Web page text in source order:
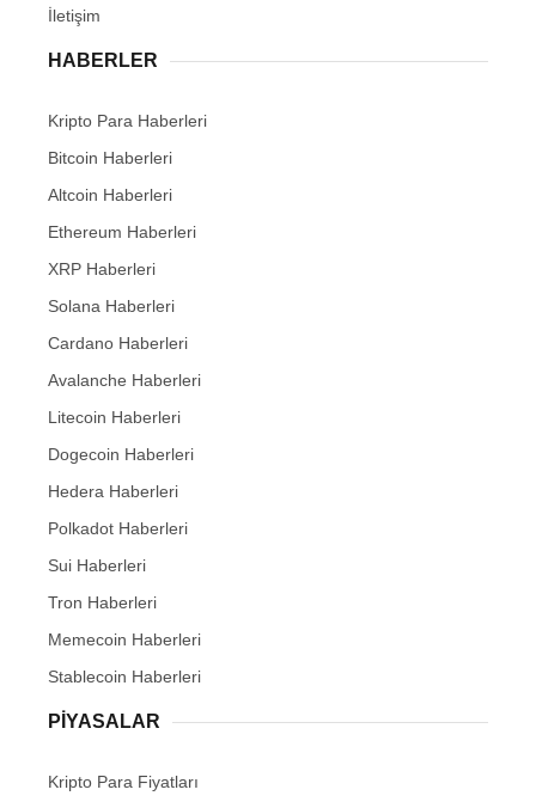
İletişim
HABERLER
Kripto Para Haberleri
Bitcoin Haberleri
Altcoin Haberleri
Ethereum Haberleri
XRP Haberleri
Solana Haberleri
Cardano Haberleri
Avalanche Haberleri
Litecoin Haberleri
Dogecoin Haberleri
Hedera Haberleri
Polkadot Haberleri
Sui Haberleri
Tron Haberleri
Memecoin Haberleri
Stablecoin Haberleri
PIYASALAR
Kripto Para Fiyatları